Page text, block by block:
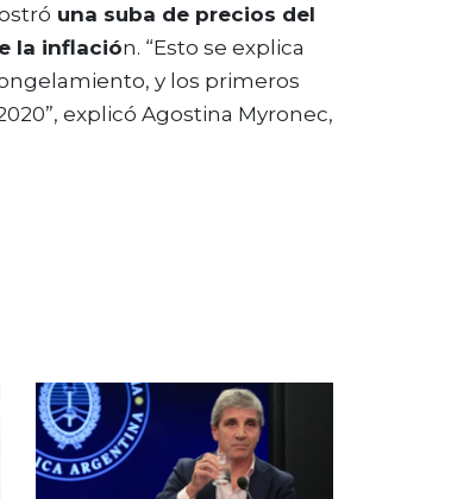
una suba de precios del
la inflación. “Esto se explica
y los primeros
explicó Agostina Myronec,